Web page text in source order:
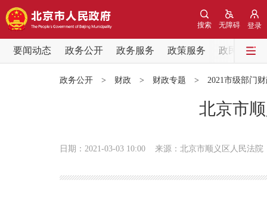
登录
无障碍
搜索
要闻动态 政务公开 政务服务 政策服务
政民互动
政务公开 > 财政 > 财政专题 > 2021市级部门
北京市
日期：2021-03-03 10:00 来源：北京市顺义区人民法院